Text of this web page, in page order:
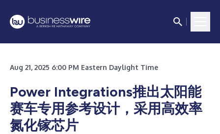
Aug 21, 2025 6:00 PM Eastern Daylight Time
Power Integrations推出太阳能
赛车专用参考设计，采用高效率
氮化镓芯片